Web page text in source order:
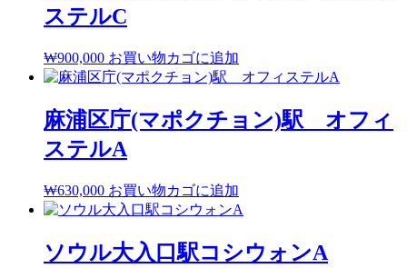
ステルC
₩900,000 お買い物カゴに追加
麻浦区庁(マポクチョン)駅 オフィ
ステルA
₩630,000 お買い物カゴに追加
ソウル大入口駅コシウォンA